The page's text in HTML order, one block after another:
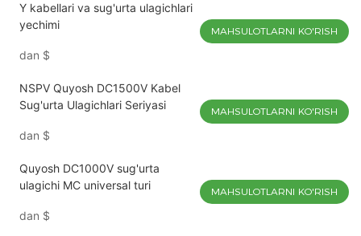
Y kabellari va sug'urta ulagichlari
yechimi
dan $
MAHSULOTLARNI KO'RISH
NSPV Quyosh DC1500V Kabel
Sug'urta Ulagichlari Seriyasi
dan $
MAHSULOTLARNI KO'RISH
Quyosh DC1000V sug'urta
ulagichi MC universal turi
dan $
MAHSULOTLARNI KO'RISH